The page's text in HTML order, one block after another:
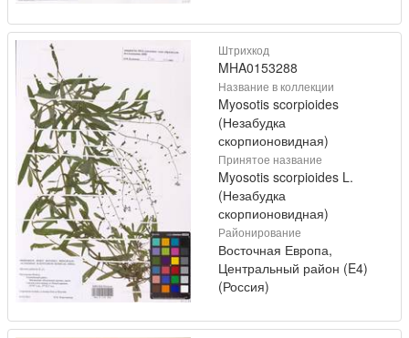
Штрихкод
MHA0153288
Название в коллекции
Myosotis scorpioides
(Незабудка
скорпионовидная)
Принятое название
Myosotis scorpioides L.
(Незабудка
скорпионовидная)
Районирование
Восточная Европа,
Центральный район (E4)
(Россия)